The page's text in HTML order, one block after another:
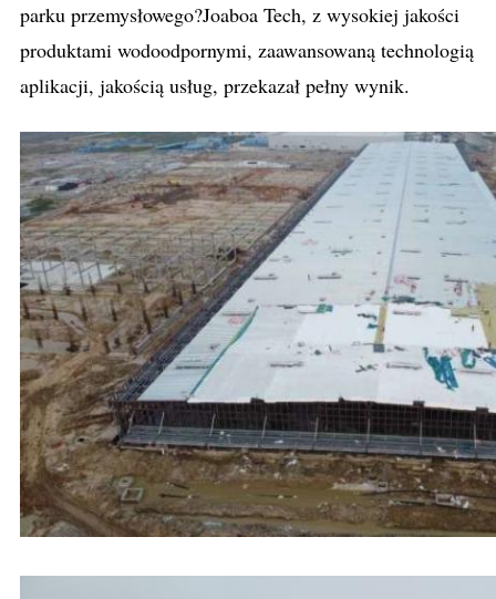
parku przemysłowego?Joaboa Tech, z wysokiej jakości
produktami wodoodpornymi, zaawansowaną technologią
aplikacji, jakością usług, przekazał pełny wynik.